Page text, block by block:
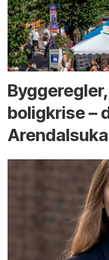
bolig­krise –
Arendals­uka